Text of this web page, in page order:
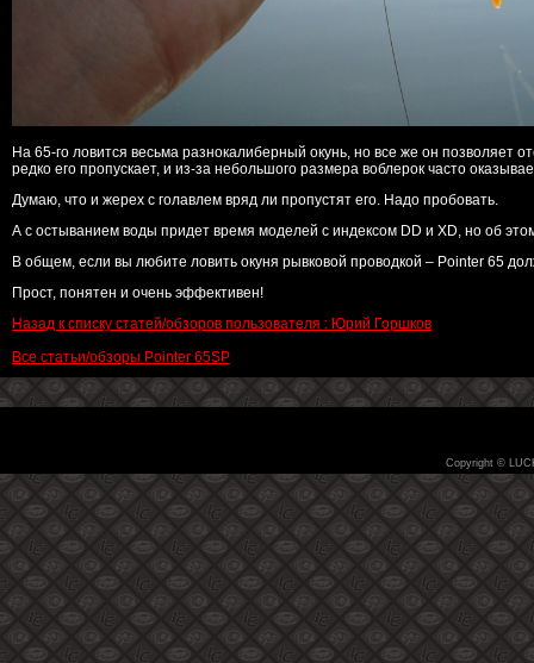
На 65-го ловится весьма разнокалиберный окунь, но все же он позволяет
редко его пропускает, и из-за небольшого размера воблерок часто
Думаю, что и жерех с голавлем вряд ли пропустят его. Надо пробовать.
А с остыванием воды придет время моделей с индексом DD и XD, но об
В общем, если вы любите ловить окуня рывковой проводкой – Pointer 65
Прост, понятен и очень эффективен!
Назад к списку статей/обзоров пользователя : Юрий Горшков
Все статьи/обзоры Pointer 65SP
Copyright ©